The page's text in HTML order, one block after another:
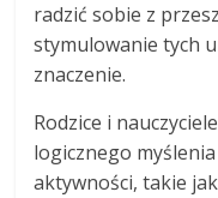
radzić sobie z
stymulowanie tych
znaczenie.
Rodzice i
logicznego
aktywności, takie